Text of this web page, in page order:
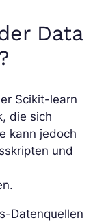
Data
Scikit-learn
die sich
kann jedoch
und
Datenquellen